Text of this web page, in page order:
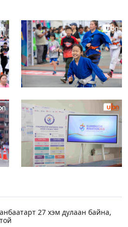
27 хэм дулаан байна,